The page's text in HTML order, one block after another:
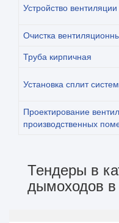
Устройство
Очистка
Труба кирпичная
Установка сплит
Проектирование
производственных
Тендеры в
дымоходов в